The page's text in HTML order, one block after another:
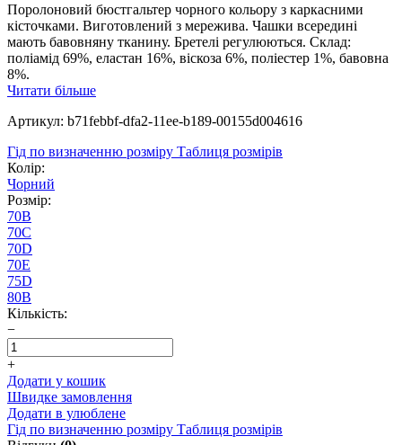
Поролоновий бюстгальтер чорного кольору з каркасними
кісточками. Виготовлений з мережива. Чашки всередині
мають бавовняну тканину. Бретелі регулюються. Склад:
поліамід 69%, еластан 16%, віскоза 6%, поліестер 1%, бавовна
8%.
Читати більше
Артикул: b71febbf-dfa2-11ee-b189-00155d004616
Гід по визначенню розміру Таблиця розмірів
Колір:
Чорний
Розмір:
70B
70C
70D
70E
75D
80B
Кількість:
−
+
Додати у кошик
Швидке замовлення
Додати в улюблене
Гід по визначенню розміру Таблиця розмірів